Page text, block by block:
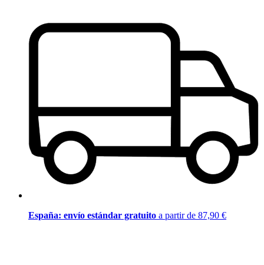
España: envío estándar gratuito a partir de 87,90 €